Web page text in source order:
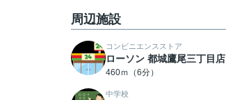
周辺施設
コンビニエンスストア
ローソン 都城鷹尾三丁目店
460ｍ（6分）
中学校